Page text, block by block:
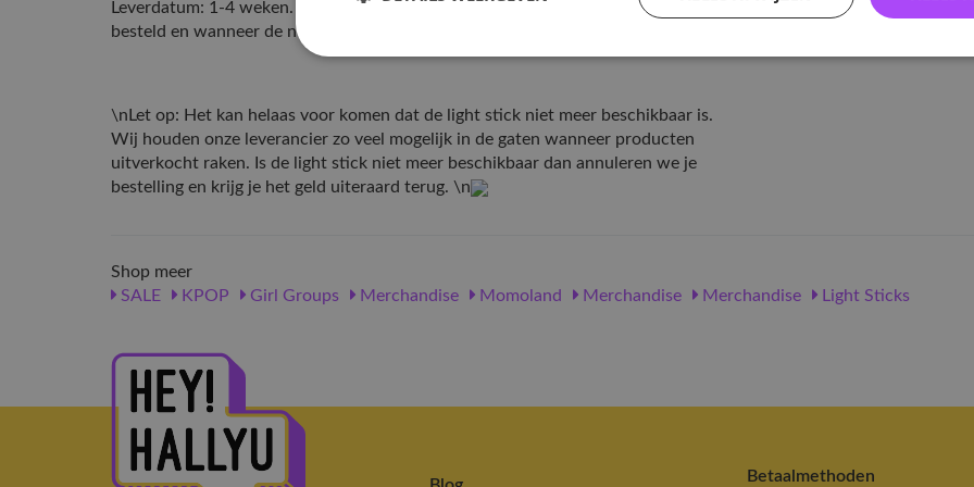
Leverdatum: 1-4 weken. De levertijd hangt af van het moment waarop je
besteld en wanneer de nieuwe voorraad wordt verzonden uit Zuid-Korea.
\nLet op: Het kan helaas voor komen dat de light stick niet meer beschikbaar is.
Wij houden onze leverancier zo veel mogelijk in de gaten wanneer producten
uitverkocht raken. Is de light stick niet meer beschikbaar dan annuleren we je
bestelling en krijg je het geld uiteraard terug. \n
Artikelnummer
Shop meer
SALE
KPOP Girl Groups Merchandise Momoland Merchandise Merchandise Light Sticks
Betaalmethoden